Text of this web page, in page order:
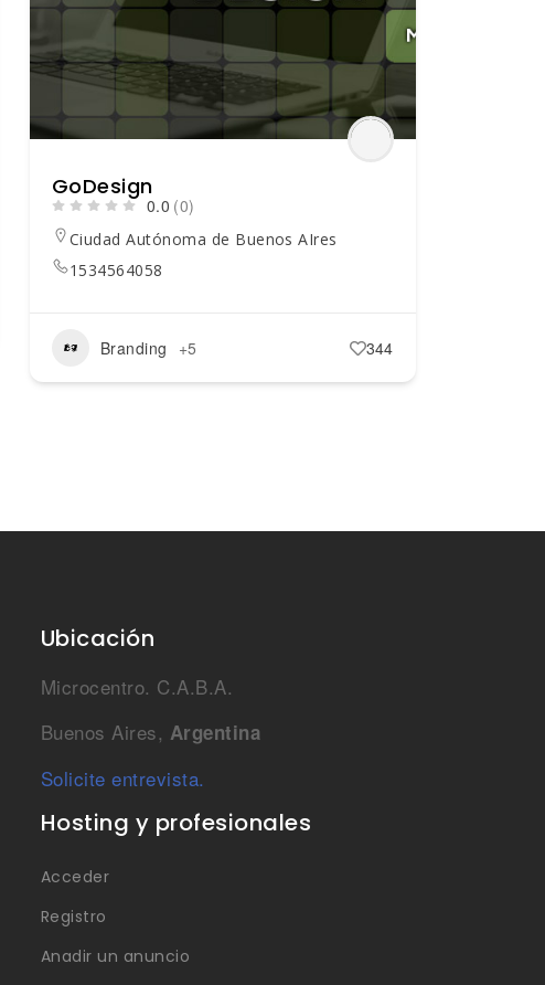
GoDesign
0.0 (0)
Ciudad Autónoma de Buenos AIres
1534564058
Branding +5 344
Ubicación
Microcentro. C.A.B.A.
Buenos Aires, Argentina
Solicite entrevista.
Hosting y profesionales
Acceder
Registro
Anadir un anuncio